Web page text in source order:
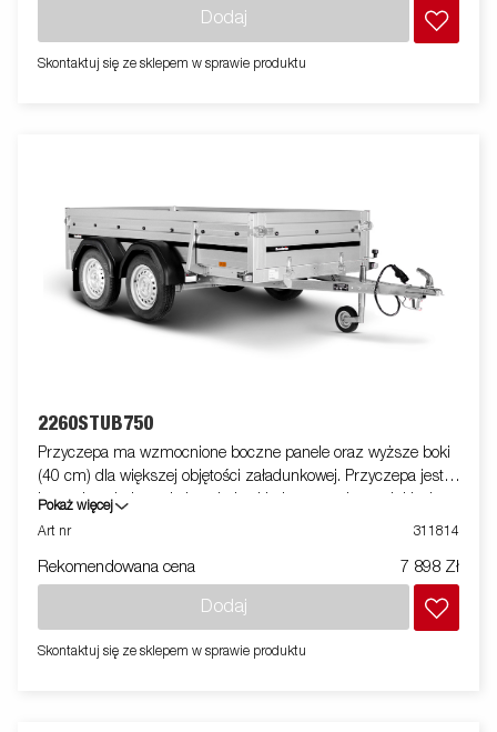
Zdjęcia mają charakter poglądowy i mogą przedstawiać
Dodaj
Skontaktuj się ze sklepem w sprawie produktu
2260STUB750
Przyczepa ma wzmocnione boczne panele oraz wyższe boki
(40 cm) dla większej objętości załadunkowej. Przyczepa jest
łatwa do załadowania i posiada składany panel przedni i tylny
do załadunku większych towarów. Wszystkie wersje
załadunku towaru. Jak zawsze Brenderup oferuje szeroki
wyłącznie do celów poglądowych i mogą pokazywać opcjonalne
Pokaż więcej
Art nr
311814
Rekomendowana cena 7 898 Zł
Dodaj
Skontaktuj się ze sklepem w sprawie produktu